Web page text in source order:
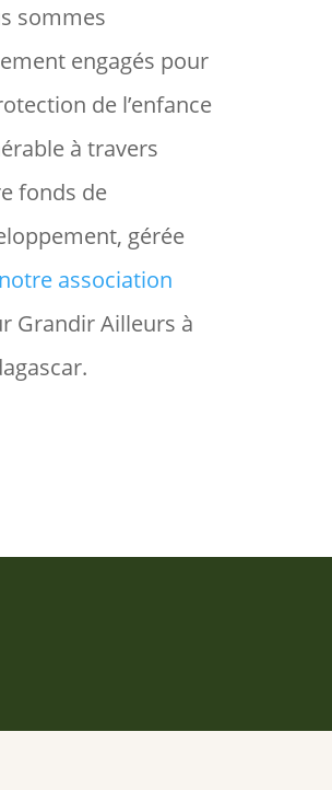
sommes
engagés pour
de l’enfance
à travers
fonds de
gérée
notre association
Grandir Ailleurs à